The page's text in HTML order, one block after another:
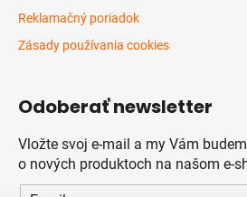
Reklamačný poriadok
Zásady používania cookies
Odoberať newsletter
Vložte svoj e-mail a my Vám
o nových produktoch na našom e-